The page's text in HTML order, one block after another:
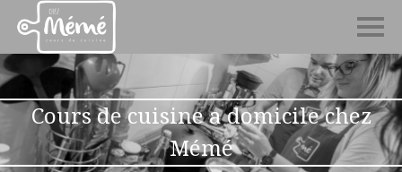
Cours de cuisine a domicile chez
Mémé